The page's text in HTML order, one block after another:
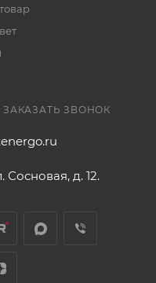
ЗАКАЗАТЬ ЗВОНОК
Сосновая, д. 12.